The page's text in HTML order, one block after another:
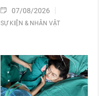
07/08/2026
SỰ KIỆN & NHÂN VẬT